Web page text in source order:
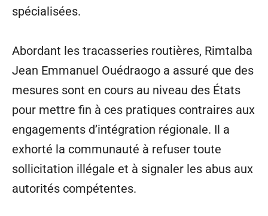
spécialisées.
Abordant les tracasseries routières, Rimtalba
Jean Emmanuel Ouédraogo a assuré que des
mesures sont en cours au niveau des États
pour mettre fin à ces pratiques contraires aux
engagements d’intégration régionale. Il a
exhorté la communauté à refuser toute
sollicitation illégale et à signaler les abus aux
autorités compétentes.